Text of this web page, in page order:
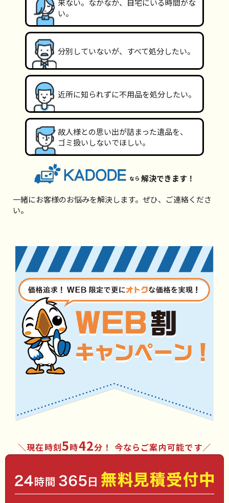
来ない。なかなか、自宅にいる時間がな
い。
分別していないが、すべて処分したい。
近所に知られずに不用品を処分したい。
故人様との思い出が詰まった遺品を、
ゴミ扱いしないでほしい。
なら 解決できます！
一緒にお客様のお悩みを解決します。ぜひ、ご連絡くださ
い。
現在時刻5時42分 ！ 今ならご案内可能です